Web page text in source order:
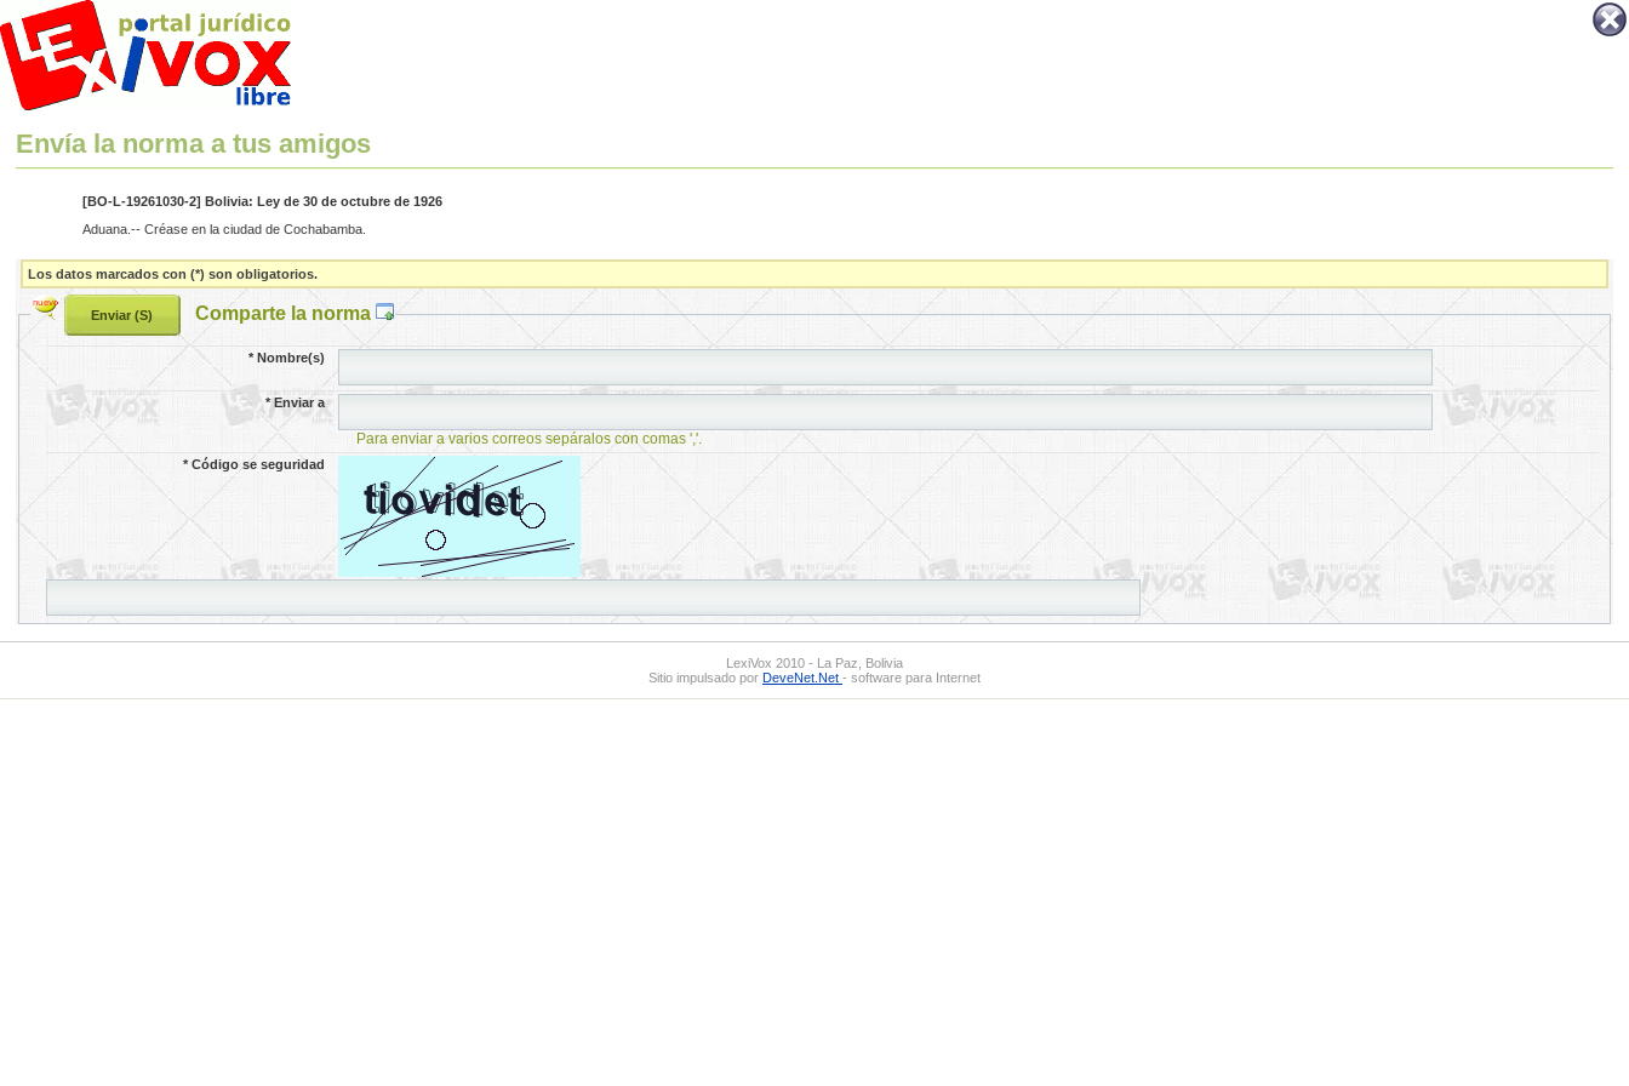
Envía la norma a tus amigos
[BO-L-19261030-2] Bolivia: Ley de 30 de octubre de 1926
Aduana.-- Créase en la ciudad de Cochabamba.
Los datos marcados con (*) son obligatorios.
Comparte la norma
*Nombre(s)
*Enviar a
Para enviar a varios correos sepáralos con comas ','.
*Código se seguridad
LexiVox 2010 - La Paz, Bolivia
Sitio impulsado por DeveNet.Net - software para Internet